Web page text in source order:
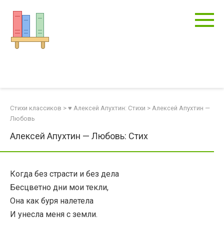
контенту
Стихи классиков > ♥ Алексей Апухтин: Стихи > Алексей Апухтин —
Любовь
Алексей Апухтин — Любовь: Стих
Когда без страсти и без дела
Бесцветно дни мои текли,
Она как буря налетела
И унесла меня с земли.